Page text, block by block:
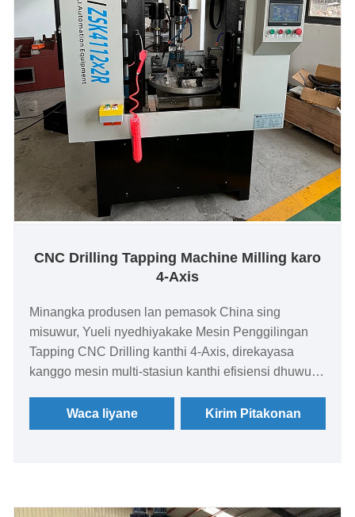
CNC Drilling Tapping Machine Milling karo
4-Axis
Minangka produsen lan pemasok China sing
misuwur, Yueli nyedhiyakake Mesin Penggilingan
Tapping CNC Drilling kanthi 4-Axis, direkayasa
kanggo mesin multi-stasiun kanthi efisiensi dhuwur
kinerja produksi sing larang regane.
Waca liyane Kirim Pitakonan